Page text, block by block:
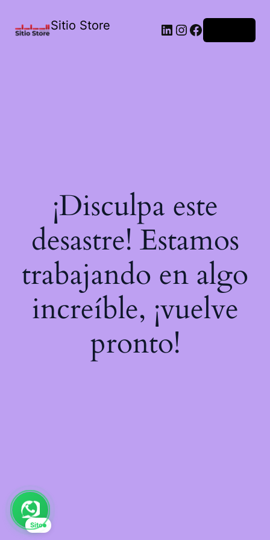
Sitio Store
¡Disculpa este
desastre! Estamos
trabajando en algo
increíble, ¡vuelve
pronto!
Sito